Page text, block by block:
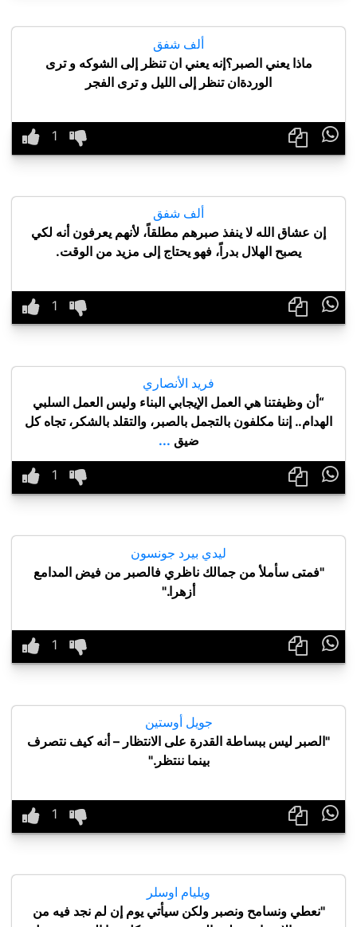
ألف شفق
ماذا يعني الصبر؟إنه يعني ان تنظر إلى الشوكه و ترى
الوردةان تنظر إلى الليل و ترى الفجر

ألف شفق
إن عشاق الله لا ينفذ صبرهم مطلقاً، لأنهم يعرفون أنه لكي
يصبح الهلال بدراً، فهو يحتاج إلى مزيد من الوقت.

فريد الأنصاري
“أن وظيفتنا هي العمل الإيجابي البناء وليس العمل السلبي
الهدام.. إننا مكلفون بالتجمل بالصبر، والتقلد بالشكر، تجاه كل
ضيق ...

ليدي بيرد جونسون
"فمتى سأملأ من جمالك ناظري فالصبر من فيض المدامع
أزهرا."

جويل أوستين
"الصبر ليس ببساطة القدرة على الانتظار – أنه كيف نتصرف
بينما ننتظر."

ويليام اوسلر
"نعطي ونسامح ونصبر ولكن سيأتي يوم إن لم نجد فيه من